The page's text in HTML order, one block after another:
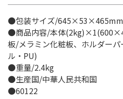
●包装サイズ/
●商品内容/本体
板/メラミン化粧板、ホルダー
ル・PU)
●重量/2.4kg
●生産国/中華人民共和国
●60122